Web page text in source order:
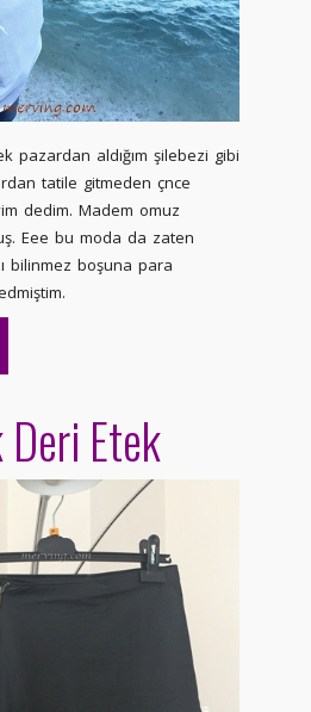
pazardan aldığım şilebezi gibi
tatile gitmeden çnce
dedim. Madem omuz
Eee bu moda da zaten
bilinmez boşuna para
Etek